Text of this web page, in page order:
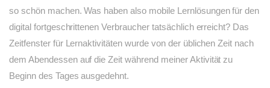
so schön machen. Was haben also mobile Lernlösungen für den
digital fortgeschrittenen Verbraucher tatsächlich erreicht? Das
Zeitfenster für Lernaktivitäten wurde von der üblichen Zeit nach
dem Abendessen auf die Zeit während meiner Aktivität zu
Beginn des Tages ausgedehnt.